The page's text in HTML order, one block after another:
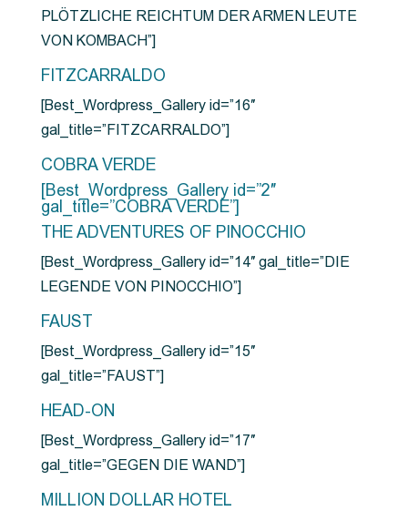
PLÖTZLICHE REICHTUM DER ARMEN LEUTE
VON KOMBACH”]
FITZCARRALDO
[Best_Wordpress_Gallery id=”16″
gal_title=”FITZCARRALDO”]
COBRA VERDE
[Best_Wordpress_Gallery id=”2″
gal_title=”COBRA VERDE”]
THE ADVENTURES OF PINOCCHIO
[Best_Wordpress_Gallery id=”14″ gal_title=”DIE
LEGENDE VON PINOCCHIO”]
FAUST
[Best_Wordpress_Gallery id=”15″
gal_title=”FAUST”]
HEAD-ON
[Best_Wordpress_Gallery id=”17″
gal_title=”GEGEN DIE WAND”]
MILLION DOLLAR HOTEL